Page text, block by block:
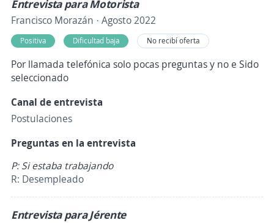
Entrevista para Motorista
Francisco Morazán · Agosto 2022
Positiva Dificultad baja No recibí oferta
Por llamada telefónica solo pocas preguntas y no e Sido
seleccionado
Canal de entrevista
Postulaciones
Preguntas en la entrevista
P: Si estaba trabajando
R: Desempleado
Entrevista para Jérente